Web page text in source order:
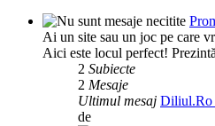
Ai un site sau un joc pe care
Aici este locul perfect!
2 Subiecte
2 Mesaje
Ultimul mesaj Diliul.Ro
de